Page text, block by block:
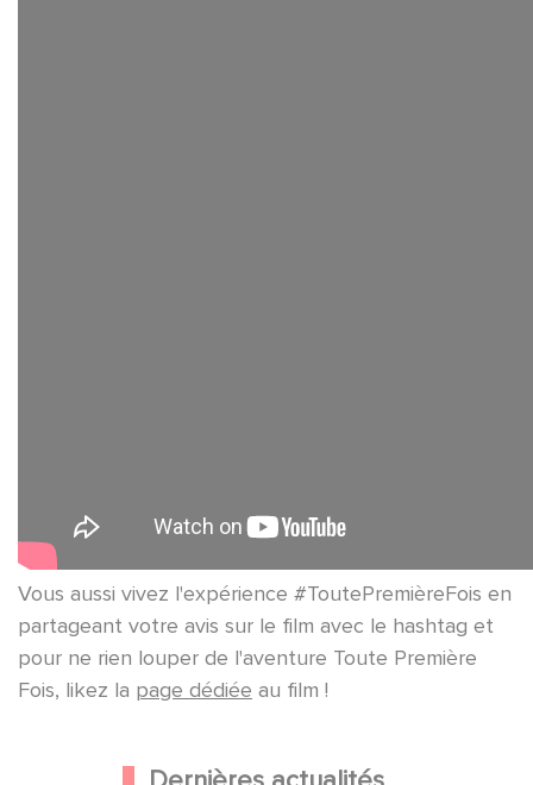
Vous aussi vivez l'expérience #ToutePremièreFois en
partageant votre avis sur le film avec le hashtag et
pour ne rien louper de l'aventure Toute Première
Fois, likez la page dédiée au film !